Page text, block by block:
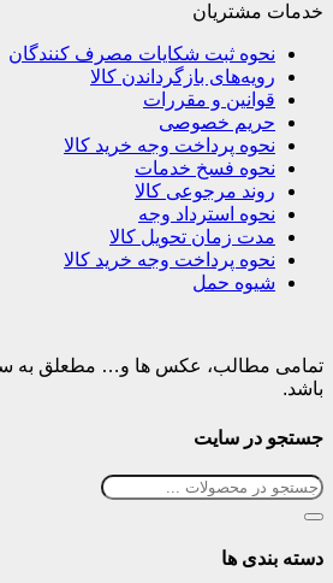
خدمات مشتریان
نحوه ثبت شکایات مصرف کنندگان
رویه‌های بازگرداندن کالا
قوانین و مقررات
حریم خصوصی
نحوه پرداخت وجه خرید کالا
نحوه فسخ خدمات
روند مرجوعی کالا
نحوه استرداد وجه
مدت زمان تحویل کالا
نحوه پرداخت وجه خرید کالا
شیوه حمل
تمامی مطالب، عکس ها و… مطعلق به
باشد.
جستجو در سایت
دسته بندی ها